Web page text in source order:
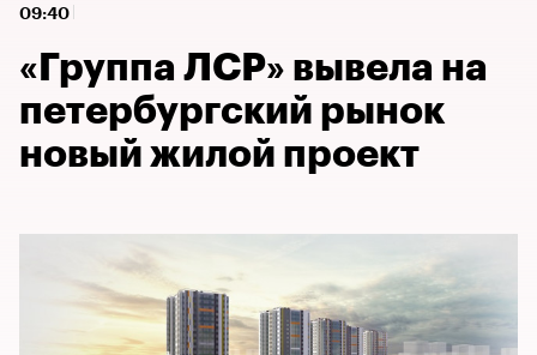
09:40
«Группа ЛСР» вывела на
петербургский рынок
новый жилой проект